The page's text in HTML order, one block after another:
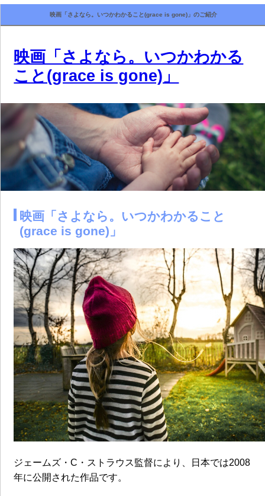
映画「さよなら。いつかわかること(grace is gone)」のご紹介
映画「さよなら。いつかわかる
こと(grace is gone)」
映画「さよなら。いつかわかること
(grace is gone)」
ジェームズ・C・ストラウス監督により、日本では2008
年に公開された作品です。